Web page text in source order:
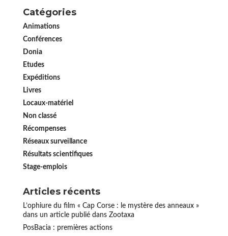
Catégories
Animations
Conférences
Donia
Etudes
Expéditions
Livres
Locaux-matériel
Non classé
Récompenses
Réseaux surveillance
Résultats scientifiques
Stage-emplois
Articles récents
L’ophiure du film « Cap Corse : le mystère des anneaux »
dans un article publié dans Zootaxa
PosBacia : premières actions